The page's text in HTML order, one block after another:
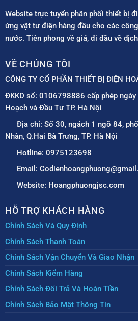
Website trực tuyến phân phối thiết bị
ứng vật tư điện hàng đầu cho các
nước. Tiên phong về giá, đi đầu về
VỀ CHÚNG TÔI
CÔNG TY CỔ PHẦN THIẾT BỊ ĐIỆN
ĐKKD số: 0106798886 cấp phép
Hoạch và Đầu Tư TP. Hà Nội
Địa chỉ: Số 30, ngách 1 ngõ 84,
Nhàn, Q.Hai Bà Trưng, TP. Hà Nội
Hotline: 0975123698
Email:
Website: Hoangphuongjsc.com
HỖ TRỢ KHÁCH HÀNG
Chính Sách Và Quy Định
Chính Sách Thanh Toán
Chính Sách Vận Chuyển Và Giao Nhận
Chính Sách Kiểm Hàng
Chính Sách Đổi Trả Và Hoàn Tiền
Chính Sách Bảo Mật Thông Tin